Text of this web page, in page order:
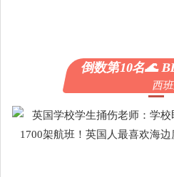
倒数第10名🌊
西